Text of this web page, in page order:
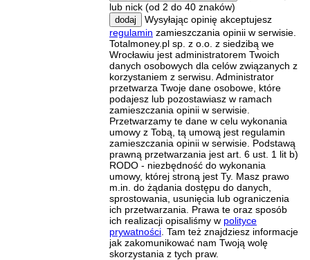
lub nick (od 2 do 40 znaków)
dodaj
Wysyłając opinię akceptujesz
regulamin zamieszczania opinii w serwisie.
Totalmoney.pl sp. z o.o. z siedzibą we
Wrocławiu jest administratorem Twoich
danych osobowych dla celów związanych z
korzystaniem z serwisu. Administrator
przetwarza Twoje dane osobowe, które
podajesz lub pozostawiasz w ramach
zamieszczania opinii w serwisie.
Przetwarzamy te dane w celu wykonania
umowy z Tobą, tą umową jest regulamin
zamieszczania opinii w serwisie. Podstawą
prawną przetwarzania jest art. 6 ust. 1 lit b)
RODO - niezbędność do wykonania
umowy, której stroną jest Ty. Masz prawo
m.in. do żądania dostępu do danych,
sprostowania, usunięcia lub ograniczenia
ich przetwarzania. Prawa te oraz sposób
ich realizacji opisaliśmy w polityce
prywatności . Tam też znajdziesz informacje
jak zakomunikować nam Twoją wolę
skorzystania z tych praw.